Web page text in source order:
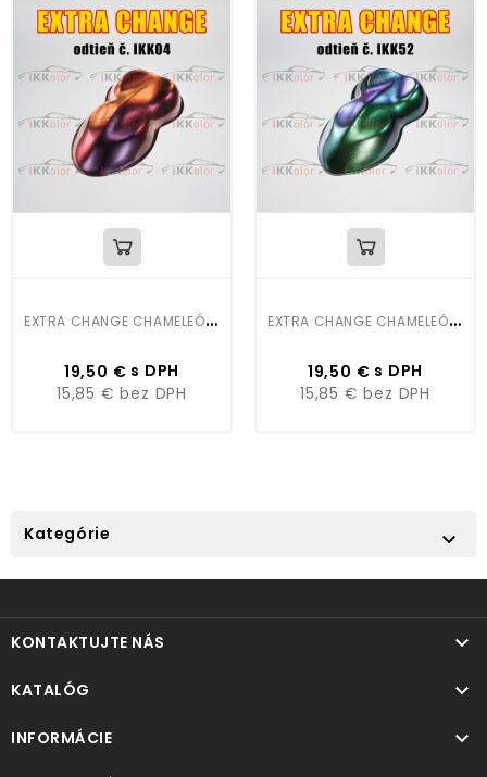
E
XTRA CHANGE CHAMELEÓN EFEKT 100ML IKK04
Cena
19,50 € s DPH
15,85 € bez DPH
E
XTRA CHANGE CHAMELEÓN EFEKT 100ML IKK52
Cena
19,50 € s DPH
15,85 € bez DPH
Kategórie 
KONTAKTUJTE NÁS 
KATALÓG 
INFORMÁCIE 